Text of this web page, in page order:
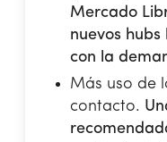
Mercado
nuevos
con la
Más uso de
contacto.